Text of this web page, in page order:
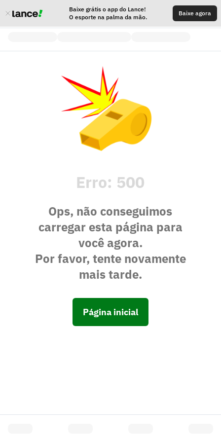
Baixe grátis o app do Lance!
O esporte na palma da mão.
Baixe agora
Erro: 500
Ops, não conseguimos
carregar esta página para
você agora.
Por favor, tente novamente
mais tarde.
Página inicial